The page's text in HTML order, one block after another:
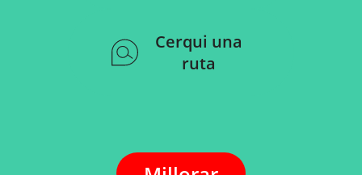
Cerqui una
ruta